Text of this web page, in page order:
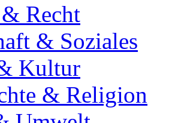
Recht
& Soziales
Kultur
& Religion